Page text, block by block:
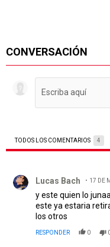
CONVERSACIÓN
TODOS LOS COMENTARIOS 4
Lucas Bach 17 DE
y este quien lo
este ya estaria
los otros
RESPONDER 0